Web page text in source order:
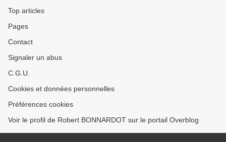
Top articles
Pages
Contact
Signaler un abus
C.G.U.
Cookies et données personnelles
Préférences cookies
Voir le profil de Robert BONNARDOT sur le portail Overblog